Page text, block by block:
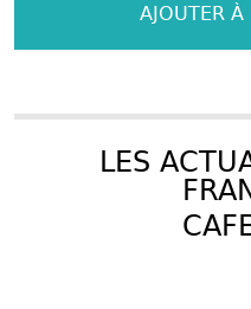
AJOUTER
LES